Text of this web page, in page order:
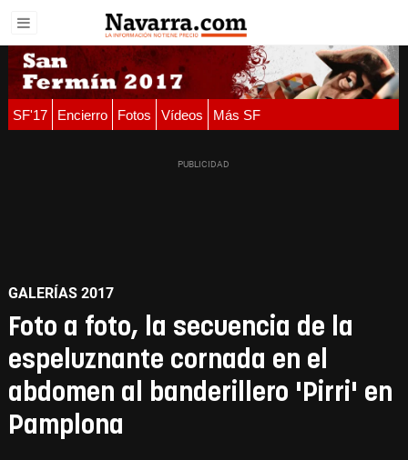
SF'17 Encierro Fotos Vídeos Más SF
GALERÍAS 2017
Foto a foto, la secuencia de la
espeluznante cornada en el
abdomen al banderillero 'Pirri' en
Pamplona